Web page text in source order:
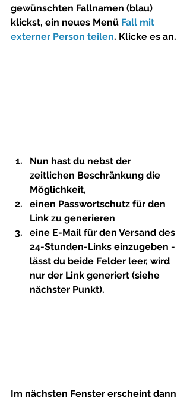
gewünschten Fallnamen (blau)
klickst, ein neues Menü Fall mit
externer Person teilen. Klicke es an.
Nun hast du nebst der
zeitlichen Beschränkung die
Möglichkeit,
einen Passwortschutz für den
Link zu generieren
eine E-Mail für den Versand des
24-Stunden-Links einzugeben -
lässt du beide Felder leer, wird
nur der Link generiert (siehe
nächster Punkt).
Im nächsten Fenster erscheint dann